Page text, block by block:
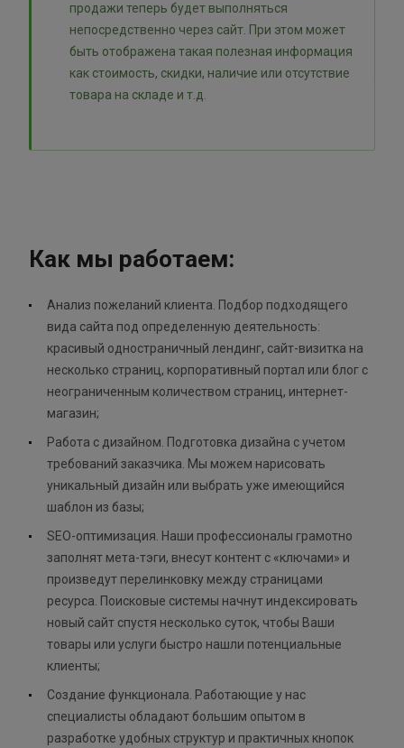
продажи теперь будет выполняться
непосредственно через сайт. При этом может
быть отображена такая полезная информация
как стоимость, скидки, наличие или отсутствие
товара на складе и т.д.
Как мы работаем:
Анализ пожеланий клиента. Подбор подходящего
вида сайта под определенную деятельность:
красивый одностраничный лендинг, сайт-визитка на
несколько страниц, корпоративный портал или блог с
неограниченным количеством страниц, интернет-
магазин;
Работа с дизайном. Подготовка дизайна с учетом
требований заказчика. Мы можем нарисовать
уникальный дизайн или выбрать уже имеющийся
шаблон из базы;
SEO-оптимизация. Наши профессионалы грамотно
заполнят мета-тэги, внесут контент с «ключами» и
произведут перелинковку между страницами
ресурса. Поисковые системы начнут индексировать
новый сайт спустя несколько суток, чтобы Ваши
товары или услуги быстро нашли потенциальные
клиенты;
Создание функционала. Работающие у нас
специалисты обладают большим опытом в
разработке удобных структур и практичных кнопок